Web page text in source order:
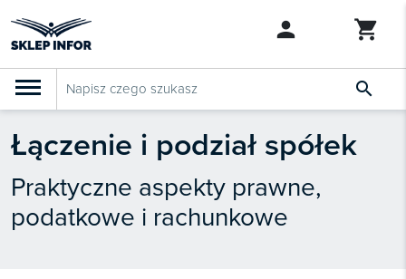
PRODUKTY
SZUKAJ PODOBNYCH PRODUKTÓW

Klasyfikacja budżetowa 2027
Szkolenia
Abonamenty
Łączenie i podział spółek
Praktyczne aspekty prawne,
podatkowe i rachunkowe